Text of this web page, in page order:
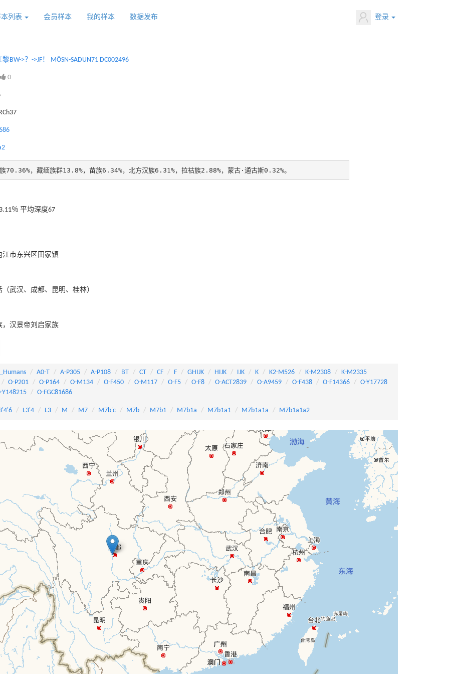
列表 会员样本 我的样本 数据发布 登录
BW->？->JF！ MÖSN-SADUN71 DC002496
0
70.36%，藏缅族群13.8%，苗族6.34%，北方汉族6.31%，拉祜族2.88%，蒙古·通古斯0.32%。
％ 平均深度67
江市东兴区田家镇
武汉、成都、昆明、桂林）
，汉景帝刘启家族
A0-T A-P305 A-P108 BT CT CF F GHIJK HIJK IJK K K2-M526 K-M2308
K-M2335
O-P201
O-P164 O-M134 O-F450 O-M117 O-F5 O-F8 O-ACT2839 O-A9459 O-F438 O-F14366
O-Y17728
Y148215
O-FGC81686
L3'4 L3 M M7 M7b'c M7b M7b1 M7b1a M7b1a1 M7b1a1a M7b1a1a2